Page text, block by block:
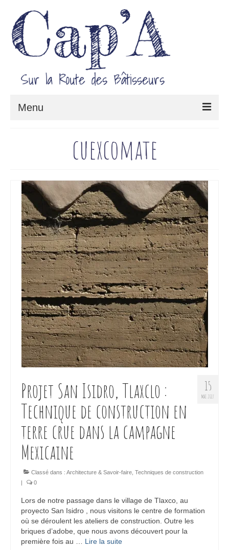
Menu
Architecture & Savoir-fairecuexcomate
15
MAI 2017
Projet San Isidro, Tlaxclo :
Technique de construction en
terre crue dans la campagne
Mexicaine
Classé dans : Architecture & Savoir-faire Techniques de construction
|
0
Lors de notre passage dans le village de Tlaxco, au
proyecto San Isidro , nous visitons le centre de formation
où se déroulent les ateliers de construction. Outre les
briques d’adobe, que nous avons découvert pour la
première fois au … Lire la suite­­